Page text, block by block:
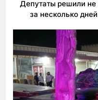
Депутаты решили не
за несколько